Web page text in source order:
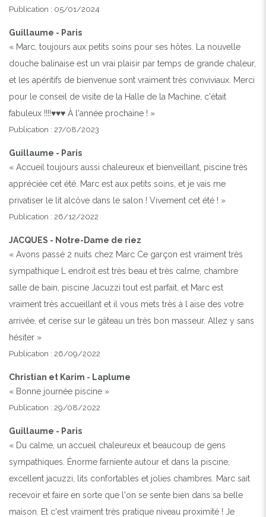
Publication : 05/01/2024
Guillaume - Paris
« Marc, toujours aux petits soins pour ses hôtes. La nouvelle
douche balinaise est un vrai plaisir par temps de grande chaleur,
et les apéritifs de bienvenue sont vraiment très conviviaux. Merci
pour le conseil de visite de la Halle de la Machine, c'était
fabuleux !!!!♥️♥️♥️ À l'année prochaine ! »
Publication : 27/08/2023
Guillaume - Paris
« Accueil toujours aussi chaleureux et bienveillant, piscine très
appréciée cet été. Marc est aux petits soins, et je vais me
privatiser le lit alcôve dans le salon ! Vivement cet été ! »
Publication : 26/12/2022
JACQUES - Notre-Dame de riez
« Avons passé 2 nuits chez Marc Ce garçon est vraiment très
sympathique L endroit est très beau et très calme, chambre
salle de bain, piscine Jacuzzi tout est parfait, et Marc est
vraiment très accueillant et il vous mets très à l aise des votre
arrivée, et cerise sur le gâteau un très bon masseur. Allez y sans
hésiter »
Publication : 26/09/2022
Christian et Karim - Laplume
« Bonne journée piscine »
Publication : 29/08/2022
Guillaume - Paris
« Du calme, un accueil chaleureux et beaucoup de gens
sympathiques. Énorme farniente autour et dans la piscine,
excellent jacuzzi, lits confortables et jolies chambres. Marc sait
recevoir et faire en sorte que l'on se sente bien dans sa belle
maison. Et c'est vraiment très pratique niveau proximité ! Je